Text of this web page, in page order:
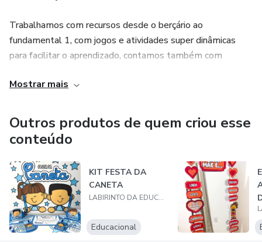
Trabalhamos com recursos desde o berçário ao
fundamental 1, com jogos e atividades super dinâmicas
para facilitar o aprendizado, contamos também com
recursos interativos e muito mais.
Nosso objetivo é ajudar você educador, tornar o dia a dia
mais prático e divertido com as atividades, deixar o ensino
mais leve.
Tudo pensado e feito com muito amor por nossas crianças,
pais e professores. Não perca mais tempo e venha
conhecer nosso trabalho!
Mostrar mais
Outros produtos de quem criou esse
conteúdo
KIT FESTA DA
CANETA
LABIRINTO DA EDUCAÇÃO
Educacional